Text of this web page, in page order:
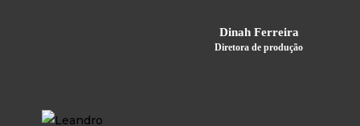
Dinah Ferreira
Diretora de produção